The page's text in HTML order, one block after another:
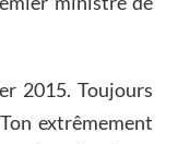
2015. Toujours
extrêmement